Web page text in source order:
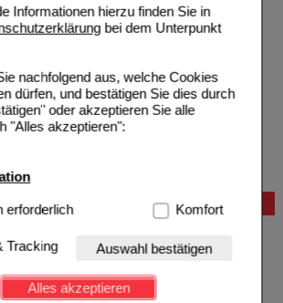
Informationen hierzu finden Sie in
bei dem Unterpunkt
nachfolgend aus, welche Cookies
dürfen, und bestätigen Sie dies durch
oder akzeptieren Sie alle
"Alles akzeptieren":
Hierbei handelt es sich um
sind (z.B. Navigation, Warenkorb,
weshalb auf diese nicht verzichtet
erforderlich Komfort
Tracking Auswahl bestätigen
Alles akzeptieren
Bestellung
Hilfe zum Bestellvorgang
Rezepte einlösen
Freiumschläge anfordern